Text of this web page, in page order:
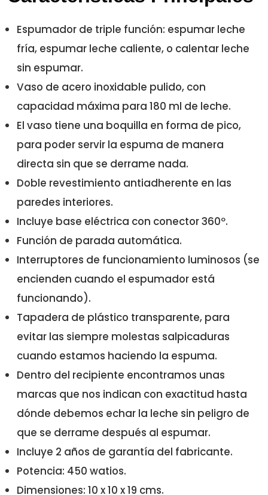
Espumador de triple función: espumar leche
fría, espumar leche caliente, o calentar leche
sin espumar.
Vaso de acero inoxidable pulido, con
capacidad máxima para 180 ml de leche.
El vaso tiene una boquilla en forma de pico,
para poder servir la espuma de manera
directa sin que se derrame nada.
Doble revestimiento antiadherente en las
paredes interiores.
Incluye base eléctrica con conector 360º.
Función de parada automática.
Interruptores de funcionamiento luminosos (se
encienden cuando el espumador está
funcionando).
Tapadera de plástico transparente, para
evitar las siempre molestas salpicaduras
cuando estamos haciendo la espuma.
Dentro del recipiente encontramos unas
marcas que nos indican con exactitud hasta
dónde debemos echar la leche sin peligro de
que se derrame después al espumar.
Incluye 2 años de garantía del fabricante.
Potencia: 450 watios.
Dimensiones: 10 x 10 x 19 cms.